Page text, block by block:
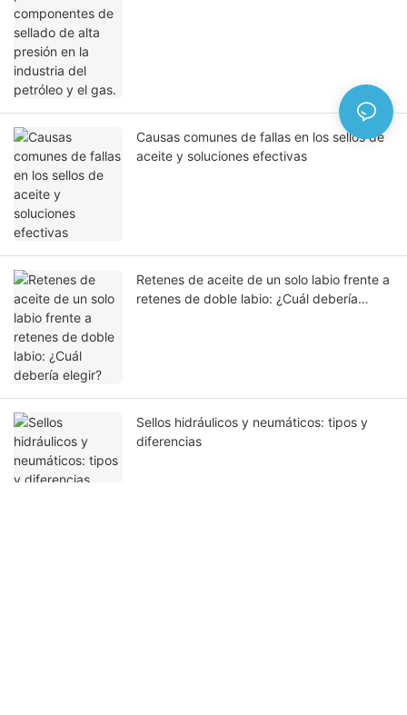
Causas comunes de fallas en los sellos de
aceite y soluciones efectivas
Retenes de aceite de un solo labio frente a
retenes de doble labio: ¿Cuál debería
Sellos hidráulicos y neumáticos: tipos y
diferencias